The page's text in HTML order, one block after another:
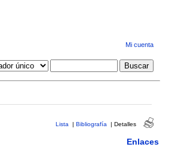
Mi cuenta
Lista | Bibliografía | Detalles
Enlaces